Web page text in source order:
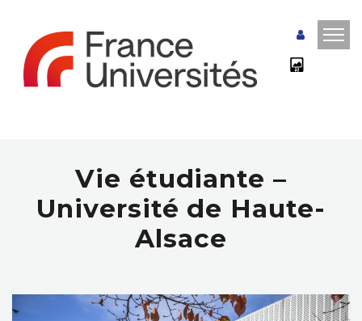
Vie étudiante –
Université de Haute-
Alsace